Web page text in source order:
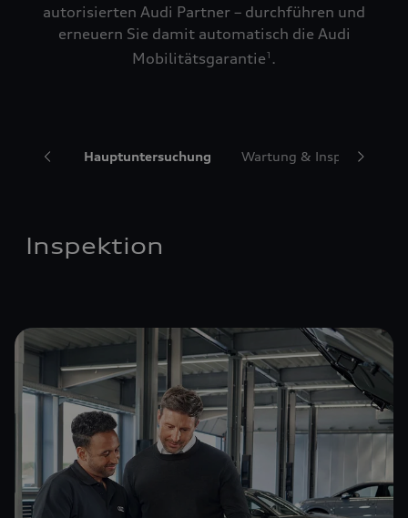
autorisierten Audi Partner – durchführen und
erneuern Sie damit automatisch die Audi
Mobilitätsgarantie1 .
Hauptuntersuchung Wartung &
Inspektion